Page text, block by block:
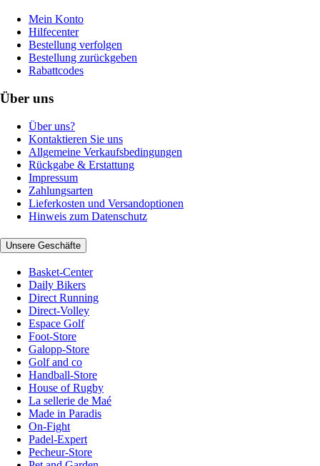
Mein Konto
Hilfecenter
Bestellung verfolgen
Bestellung zurückgeben
Rabattcodes
Über uns
Über uns?
Kontaktieren Sie uns
Allgemeine Verkaufsbedingungen
Rückgabe & Erstattung
Impressum
Zahlungsarten
Lieferkosten und Versandoptionen
Hinweis zum Datenschutz
Unsere Geschäfte
Basket-Center
Daily Bikers
Direct Running
Direct-Volley
Espace Golf
Foot-Store
Galopp-Store
Golf and co
Handball-Store
House of Rugby
La sellerie de Maé
Made in Paradis
On-Fight
Padel-Expert
Pecheur-Store